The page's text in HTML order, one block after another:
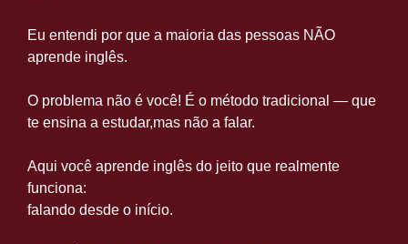
Eu entendi por que a maioria das pessoas NÃO
aprende inglês.
O problema não é você! É o método tradicional — que
te ensina a estudar,mas não a falar.
Aqui você aprende inglês do jeito que realmente
funciona:
falando desde o início.